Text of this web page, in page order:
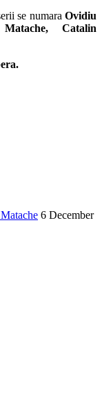
se numara Ovidiu
Catalin
6 December